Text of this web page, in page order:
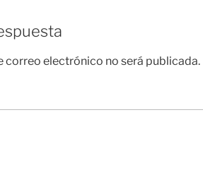
correo electrónico no será publicada.